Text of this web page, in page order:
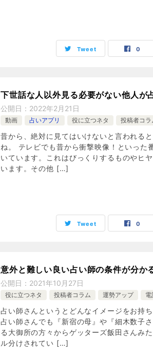
Tweet 0
下世話な人以外見る必要がない他人が
公開日： 2022年2月21日
動画 占いアプリ 役に立つネタ 投稿者コラ
昔から、絶対に見てはいけないと言われる
ね。 テレビでも昔から衝撃映像！といった
いています。これはびっくりするものやヒ
います。その他 […]
Tweet 0
意外と難しい良い占い師の条件が分か
公開日： 2021年10月27日
役に立つネタ 投稿者コラム 運勢アップ
占い師さんというとどんなイメージをお持
占い師さんでも『新宿の母』や『細木数子
る大御所の方々からゲッターズ飯田さんみ
ル分けされてい […]